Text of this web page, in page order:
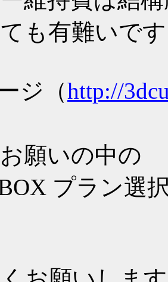
も有難いで
ジ（http://
願いの中の
プラン選